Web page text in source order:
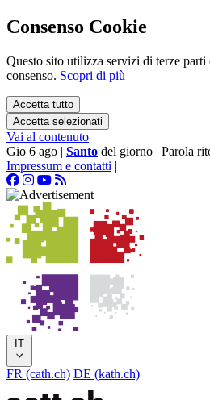
Consenso Cookie
Questo sito utilizza servizi di terze
consenso. Scopri di più
Accetta tutto
Accetta selezionati
Vai al contenuto
Gio 6 ago | Santo del giorno | Parola
Impressum e contatti |
IT
FR (cath.ch) DE (kath.ch)